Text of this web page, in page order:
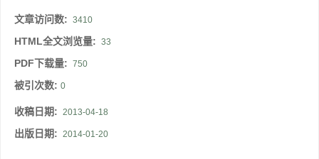
文章访问数: 3410
HTML全文浏览量: 33
PDF下载量: 750
被引次数: 0
收稿日期: 2013-04-18
出版日期: 2014-01-20